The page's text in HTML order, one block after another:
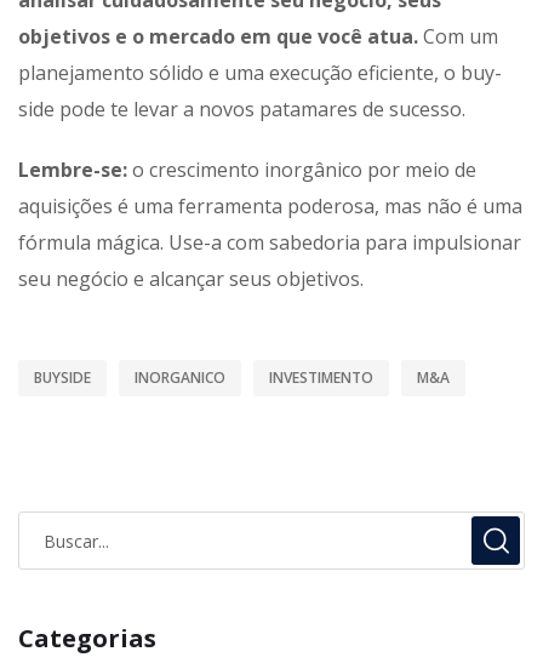
objetivos e o mercado em que você atua.Com um
planejamento sólido e uma execução eficiente, o buy-
side pode te levar a novos patamares de sucesso.
Lembre-se:o crescimento inorgânico por meio de
aquisições é uma ferramenta poderosa, mas não é uma
fórmula mágica. Use-a com sabedoria para impulsionar
seu negócio e alcançar seus objetivos.
BUYSIDE INORGANICO INVESTIMENTO M&A
Categorias